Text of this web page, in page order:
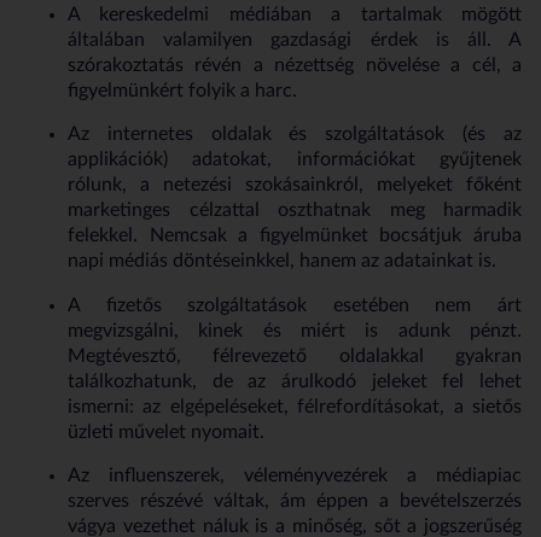
A kereskedelmi médiában a tartalmak mögött
általában valamilyen gazdasági érdek is áll. A
szórakoztatás révén a nézettség növelése a cél, a
figyelmünkért folyik a harc.
Az internetes oldalak és szolgáltatások (és az
applikációk) adatokat, információkat gyűjtenek
rólunk, a netezési szokásainkról, melyeket főként
marketinges célzattal oszthatnak meg harmadik
felekkel. Nemcsak a figyelmünket bocsátjuk áruba
napi médiás döntéseinkkel, hanem az adatainkat is.
A fizetős szolgáltatások esetében nem árt
megvizsgálni, kinek és miért is adunk pénzt.
Megtévesztő, félrevezető oldalakkal gyakran
találkozhatunk, de az árulkodó jeleket fel lehet
ismerni: az elgépeléseket, félrefordításokat, a sietős
üzleti művelet nyomait.
Az influenszerek, véleményvezérek a médiapiac
szerves részévé váltak, ám éppen a bevételszerzés
vágya vezethet náluk is a minőség, sőt a jogszerűség